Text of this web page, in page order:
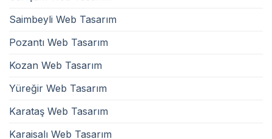
Saimbeyli Web Tasarım
Pozantı Web Tasarım
Kozan Web Tasarım
Yüreğir Web Tasarım
Karataş Web Tasarım
Karaisalı Web Tasarım